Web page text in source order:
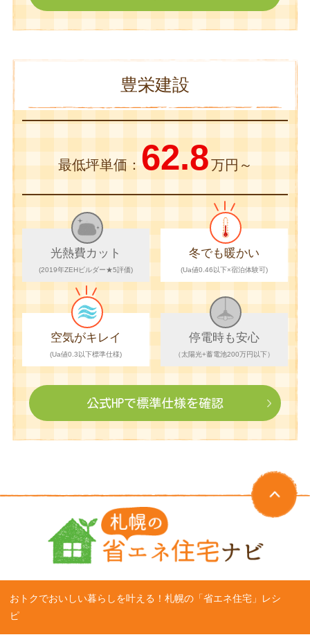
豊栄建設
最低坪単価： 62.8万円～
光熱費カット
(2019年ZEHビルダー★5評価)
冬でも暖かい
(Ua値0.46以下×宿泊体験可)
空気がキレイ
(Ua値0.3以下標準仕様)
停電時も安心
（太陽光+蓄電池200万円以下）
公式HPで標準仕様を確認
おトクでおいしい暮らしを叶える！札幌の「省エネ住宅」レシ
ピ